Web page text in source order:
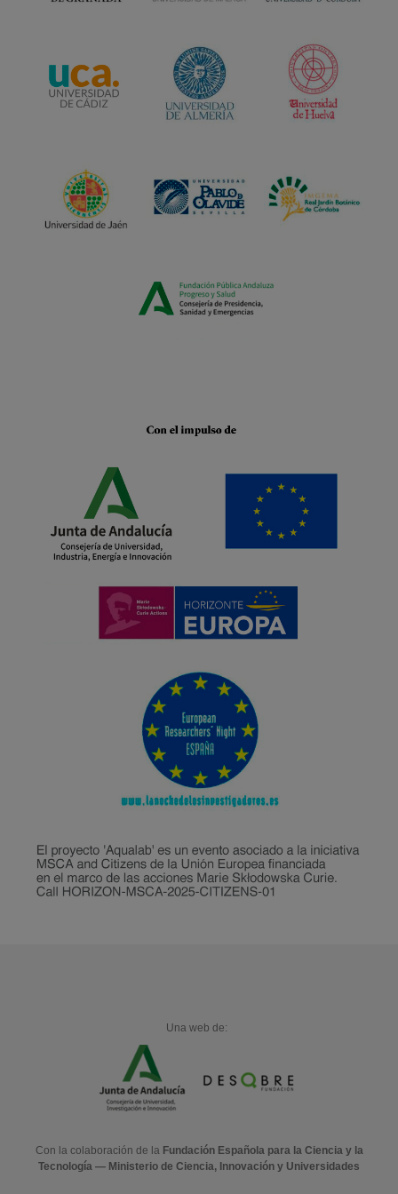
Una web de:
Con la colaboración de la Fundación Española para la Ciencia y la
Tecnología — Ministerio de Ciencia, Innovación y Universidades